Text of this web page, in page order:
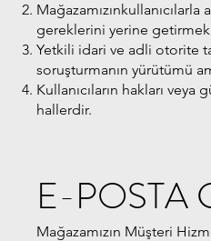
gereklerini yerine getirmek
Yetkili idari ve adli otorite
soruşturmanın yürütümü
Kullanıcıların hakları
hallerdir.
E-POSTA
Mağazamızın Müşteri